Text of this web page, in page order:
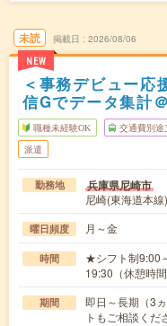
未読
NEW
掲載日 2026/08/06
＜事務デビュー応
信Gでデータ集計
職種未経験OK 交通費別途
派遣
勤務地 兵庫県尼崎市
尼崎(東海道本
曜日頻度 月～金
時間
★シフト制9:00
19:30（休憩時
期間
即日～長期（3
トもご相談くだ